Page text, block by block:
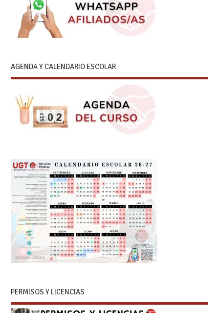
AGENDA Y CALENDARIO ESCOLAR
PERMISOS Y LICENCIAS